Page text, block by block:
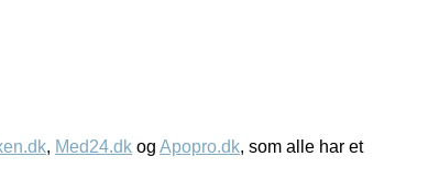
, Med24.dk og Apopro.dk, som alle har et